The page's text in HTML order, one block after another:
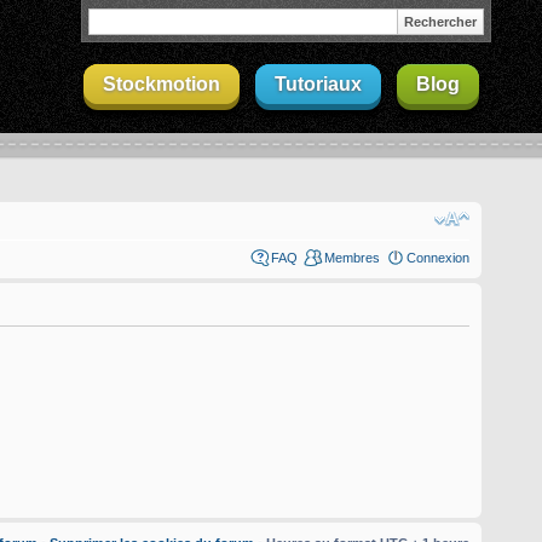
Stockmotion Tutoriaux Blog
FAQ Membres Connexion